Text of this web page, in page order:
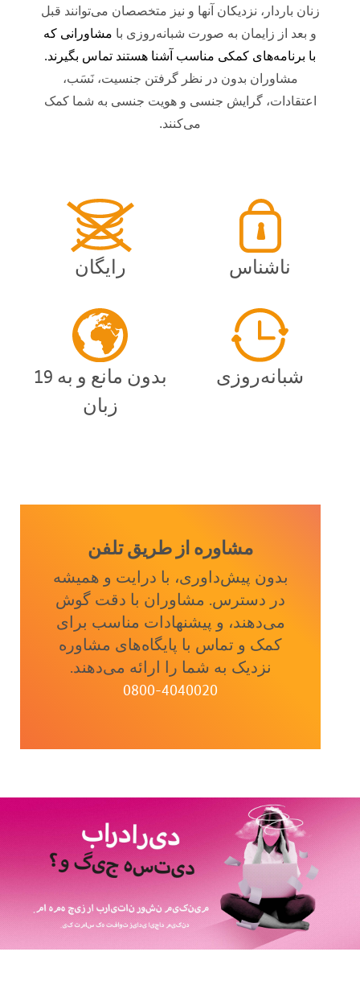
زنان باردار، نزدیکان آنها و نیز متخصصان می‌توانند قبل
و بعد از زایمان به صورت شبانه‌روزی با مشاورانی که
با برنامه‌های کمکی مناسب آشنا هستند تماس بگیرند.
مشاوران بدون در نظر گرفتن جنسیت، نَسَب،
اعتقادات، گرایش جنسی و هویت جنسی به شما کمک
می‌کنند.
ناشناس رایگان
شبانه‌روزی
بدون مانع و به 19
زبان
مشاوره از طریق تلفن
بدون پیش‌داوری، با درایت و همیشه
در دسترس. مشاوران با دقت گوش
می‌دهند، و پیشنهادات مناسب برای
کمک و تماس با پایگاه‌های مشاوره
نزدیک به شما را ارائه می‌دهند.
0800-4040020